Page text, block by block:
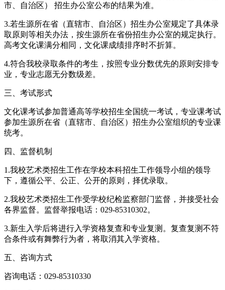
市、自治区） 招生办公室公布的结果为准。
3.若生源所在省（直辖市、自治区）招生办公室规定了具体录
取原则等相关办法，按生源所在省份招生办公室的规定执行。
高考文化课满分相同，文化课成绩排序时不折算。
4.符合我校录取条件的考生，按照专业分数优先的原则安排专
业，专业志愿无分数级差。
三、考试形式
文化课考试参加普通高等学校招生全国统一考试，专业课考试
参加生源所在省（直辖市、自治区）招生办公室组织的专业课
统考。
四、监督机制
1.我校艺术类招生工作在学校本科招生工作领导小组的领导
下，遵循公平、公正、公开的原则，择优录取。
2.我校艺术类招生工作受学校纪检监察部门监督，并接受社会
各界监督。监督举报电话：029-85310302。
3.新生入学后将进行入学资格复查和专业复测。复查复测不符
合条件或有舞弊行为者，将取消其入学资格。
五、咨询方式
咨询电话：029-85310330